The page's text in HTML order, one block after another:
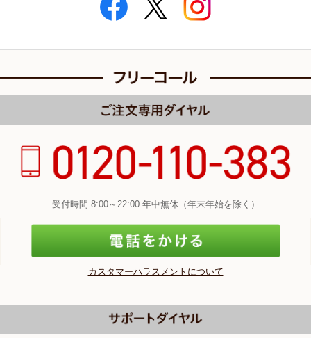
受付時間 8:00～22:00 年中無休（年末年始を除く）
カスタマーハラスメントについて